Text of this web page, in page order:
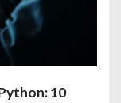
10